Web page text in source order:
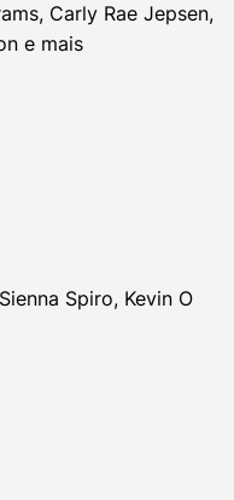
Carly Rae Jepsen,
e mais
Spiro, Kevin O